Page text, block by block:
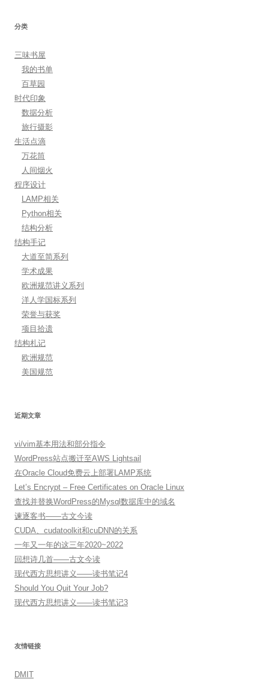
分类
三味书屋
我的书单
百草园
时代印象
数据分析
旅行摄影
生活点滴
万花筒
人间烟火
程序设计
LAMP相关
Python相关
结构分析
结构手记
大道至简系列
学术成果
欧洲规范讲义系列
洋人学国标系列
荣誉与获奖
项目拾遗
结构札记
欧洲规范
美国规范
近期文章
vi/vim基本用法和部分指令
WordPress站点搬迁至AWS Lightsail
在Oracle Cloud免费云上部署LAMP系统
Let’s Encrypt – Free Certificates on Oracle Linux
查找并替换WordPress的Mysql数据库中的域名
谏逐客书——古文今读
CUDA、cudatoolkit和cuDNN的关系
一年又一年的这三年2020~2022
回想诗几首——古文今读
现代西方思想讲义——读书笔记4
Should You Quit Your Job?
现代西方思想讲义——读书笔记3
友情链接
DMIT